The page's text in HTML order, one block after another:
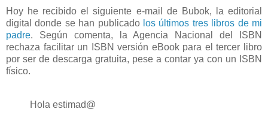
Hoy he recibido el siguiente e-mail de Bubok, la editorial
digital donde se han publicado los últimos tres libros de mi
padre. Según comenta, la Agencia Nacional del ISBN
rechaza facilitar un ISBN versión eBook para el tercer libro
por ser de descarga gratuita, pese a contar ya con un ISBN
físico.
Hola estimad@